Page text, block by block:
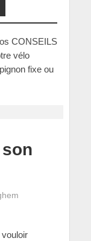
CONSEILS
vélo
fixe ou